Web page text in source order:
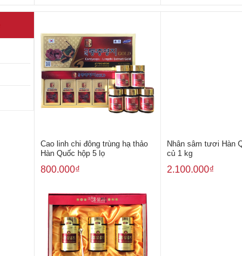
Cao linh chi đông trùng hạ thảo
Hàn Quốc hộp 5 lọ
800.000₫
Nhân sâm tươi Hàn
củ 1 kg
2.100.000₫